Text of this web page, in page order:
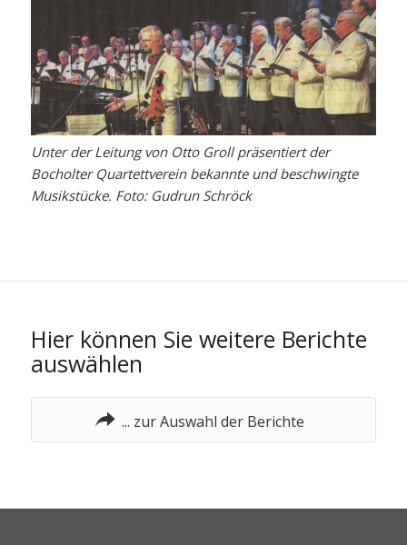
Unter der Leitung von Otto Groll präsentiert der
Bocholter Quartettverein bekannte und beschwingte
Musikstücke. Foto: Gudrun Schröck
Hier können Sie weitere Berichte
auswählen
... zur Auswahl der Berichte